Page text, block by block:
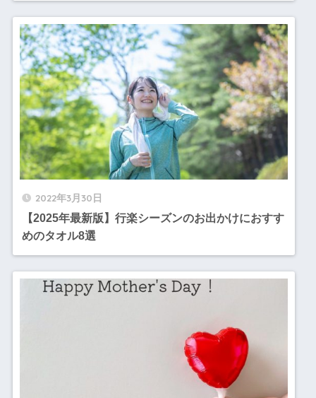
2022年3月30日
【2025年最新版】行楽シーズンのお出かけにおすす
めのタオル8選